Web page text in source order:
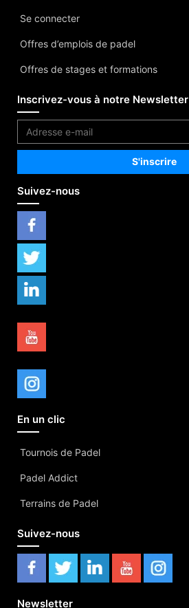
Se connecter
Offres d’emplois de padel
Offres de stages et formations
Inscrivez-vous à notre Newsletter
Suivez-nous
En un clic
Tournois de Padel
Padel Addict
Terrains de Padel
Suivez-nous
Newsletter